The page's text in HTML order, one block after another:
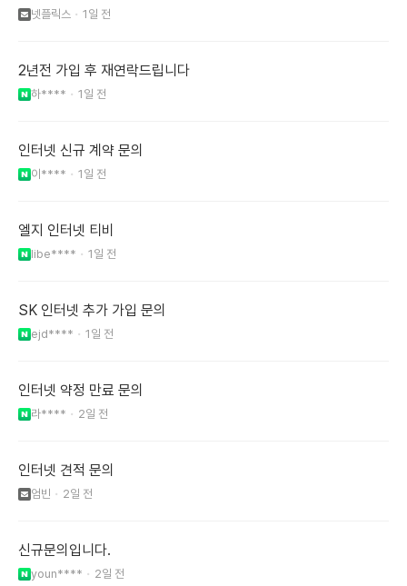
넷플릭스 1일 전
2년전 가입 후 재연락드립니다
하**** 1일 전
인터넷 신규 계약 문의
이**** 1일 전
엘지 인터넷 티비
libe**** 1일 전
SK 인터넷 추가 가입 문의
ejd**** 1일 전
인터넷 약정 만료 문의
라**** 2일 전
인터넷 견적 문의
엄빈 2일 전
신규문의입니다.
youn**** 2일 전